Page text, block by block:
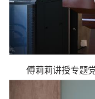
傅莉莉讲授专题